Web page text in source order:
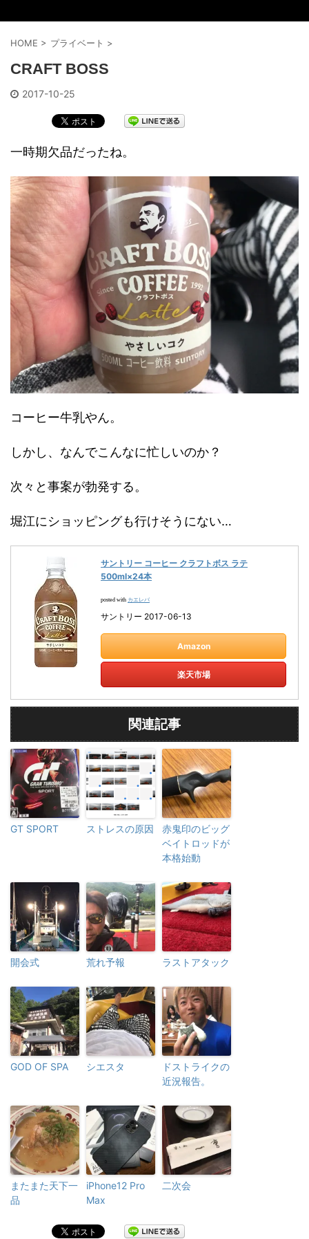
HOME > プライベート >
CRAFT BOSS
2017-10-25
一時期欠品だったね。
コーヒー牛乳やん。
しかし、なんでこんなに忙しいのか？
次々と事案が勃発する。
堀江にショッピングも行けそうにない…
サントリー コーヒー クラフトボス ラテ
500ml×24本
posted with カエレバ
サントリー 2017-06-13
Amazon
楽天市場
関連記事
GT SPORT ストレスの原因
赤鬼印のビッグ
ベイトロッドが
本格始動
開会式 荒れ予報 ラストアタック
GOD OF SPA シエスタ
ドストライクの
近況報告。
またまた天下一
品
iPhone12 Pro
Max
二次会